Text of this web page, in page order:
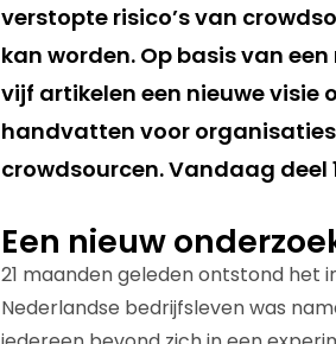
verstopte risico’s van
kan worden. Op basis van
vijf artikelen een nieuwe visie
handvatten voor
crowdsourcen. Vandaag deel
Een nieuw
21 maanden geleden ontstond het
Nederlandse bedrijfsleven was